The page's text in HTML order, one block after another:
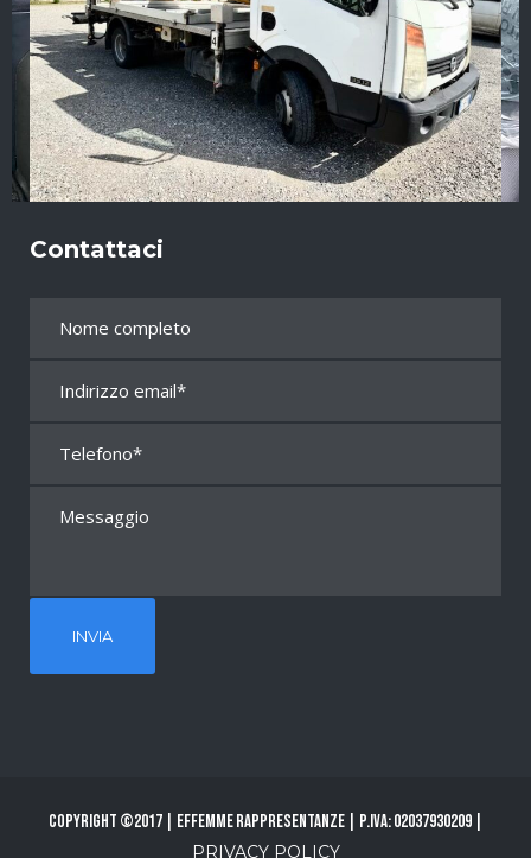
Contattaci
Copyright ©2017 | Effemme Rappresentanze | P.Iva: 02037930209 |
PRIVACY POLICY